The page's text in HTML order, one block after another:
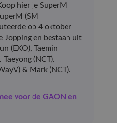
hier je SuperM
(SM
op 4 oktober
Jopping en bestaan uit
(EXO), Taemin
Taeyong (NCT),
& Mark (NCT).
voor de GAON en